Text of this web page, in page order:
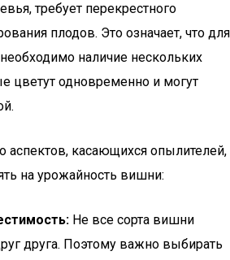
требует перекрестного
плодов. Это означает, что для
наличие нескольких
цветут одновременно и могут
аспектов, касающихся опылителей,
на урожайность вишни:
Не все сорта вишни
друга. Поэтому важно выбирать